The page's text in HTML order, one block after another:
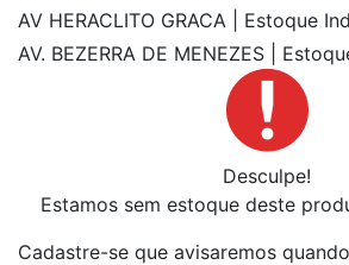
AV HERACLITO GRACA | Estoque
AV. BEZERRA DE MENEZES |
Desculpe!
Estamos sem estoque deste
Cadastre-se que avisaremos